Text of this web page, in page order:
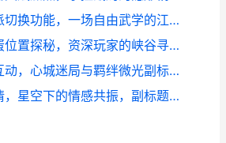
**逆水寒手游流派切换功能，一场自由武学的江湖革命，副标题，从一而终到随心而变**
王者荣耀隐藏彩蛋位置探秘，资深玩家的峡谷寻宝指南，副标题，那些被忽略的互动秘密
未定事件簿角色互动，心城迷局与羁绊微光副标题
恋与深空约会剧情，星空下的情感共振，副标题，虚拟羁绊与真实心跳的交织